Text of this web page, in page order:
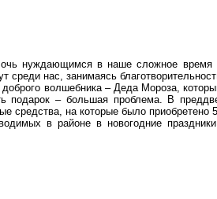
нуждающимся в наше сложное время
среди нас, занимаясь
волшебника – Деда Мороза,
подарок – большая проблема. В
средства, на которые было приобретено
в районе в новогодние